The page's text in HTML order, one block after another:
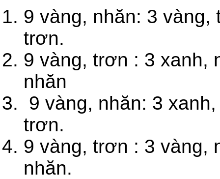
9 vàng, nhăn: 3
trơn.
9 vàng, trơn : 3 xanh,
nhăn
9 vàng, nhăn: 3
trơn.
9 vàng, trơn : 3 vàng,
nhăn.